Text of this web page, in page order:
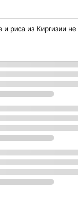
риса из Киргизии